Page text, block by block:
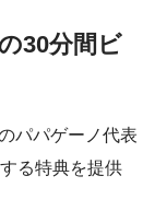
30分間ビ
パパゲーノ代表
る特典を提供